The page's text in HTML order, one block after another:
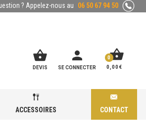
? Appelez-nous au 06 50 67 94 50
shopping_basket
DEVIS
person
SE CONNECTER
shopping_basket
0,00€
0
ACCESSOIRES CONTACT